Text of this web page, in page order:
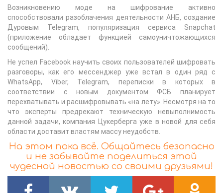
Возникновению моде на шифрование активно
способствовали разоблачения деятельности АНБ, создание
Дуровым Telegram, популяризация сервиса Snapchat
(приложение обладает функцией самоуничтожающихся
сообщений).
Не успел Facebook научить своих пользователей шифровать
разговоры, как его мессенджер уже встал в один ряд с
WhatsApp, Viber, Telegram, переписки в которых в
соответствии с новым документом ФСБ планирует
перехватывать и расшифровывать «на лету». Несмотря на то
что эксперты предрекают техническую невыполнимость
данной задачи, компания Цукерберга уже в новой для себя
области доставит властям массу неудобств.
На этом пока всё. Общайтесь безопасно
и не забывайте поделиться этой
чудесной новостью со своими друзьями!